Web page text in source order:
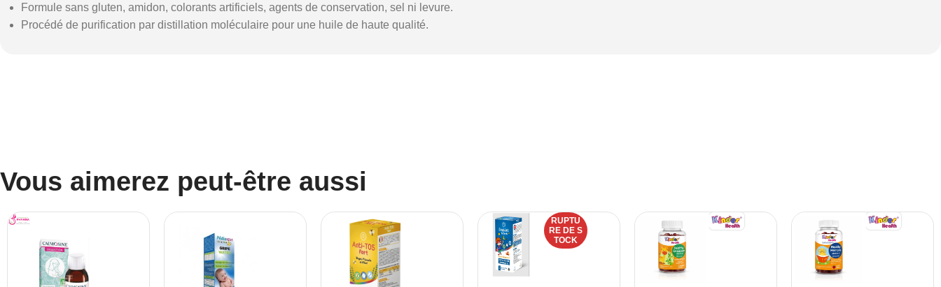
Formule sans gluten, amidon, colorants artificiels, agents de conservation, sel ni levure.
Procédé de purification par distillation moléculaire pour une huile de haute qualité.
Vous aimerez peut-être aussi
RUPTU
RE DE S
TOCK